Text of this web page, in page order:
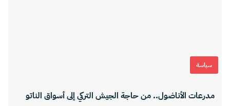
سياسة
مدرعات الأناضول.. من حاجة الجيش التركي إلى أسواق الناتو